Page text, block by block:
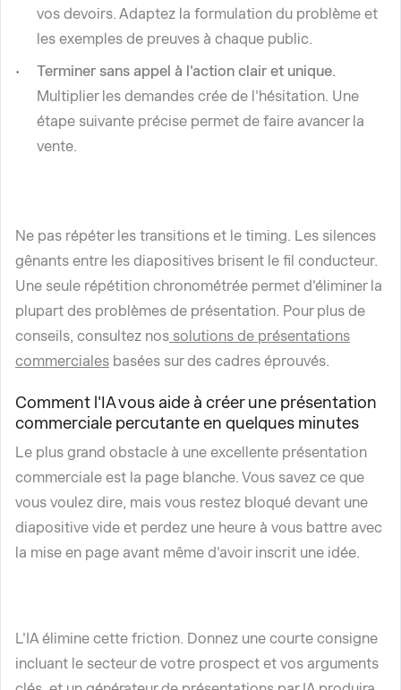
vos devoirs. Adaptez la formulation du problème et
les exemples de preuves à chaque public.
Terminer sans appel à l'action clair et unique.
Multiplier les demandes crée de l'hésitation. Une
étape suivante précise permet de faire avancer la
vente.
Ne pas répéter les transitions et le timing. Les silences
gênants entre les diapositives brisent le fil conducteur.
Une seule répétition chronométrée permet d'éliminer la
plupart des problèmes de présentation. Pour plus de
conseils, consultez nos solutions de présentations
commerciales basées sur des cadres éprouvés.
Comment l'IA vous aide à créer une présentation
commerciale percutante en quelques minutes
Le plus grand obstacle à une excellente présentation
commerciale est la page blanche. Vous savez ce que
vous voulez dire, mais vous restez bloqué devant une
diapositive vide et perdez une heure à vous battre avec
la mise en page avant même d'avoir inscrit une idée.
L'IA élimine cette friction. Donnez une courte consigne
incluant le secteur de votre prospect et vos arguments